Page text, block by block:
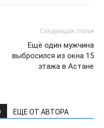
Следующая статья
Ещё один мужчина
выбросился из окна 15
этажа в Астане
ЕЩЕ ОТ АВТОРА